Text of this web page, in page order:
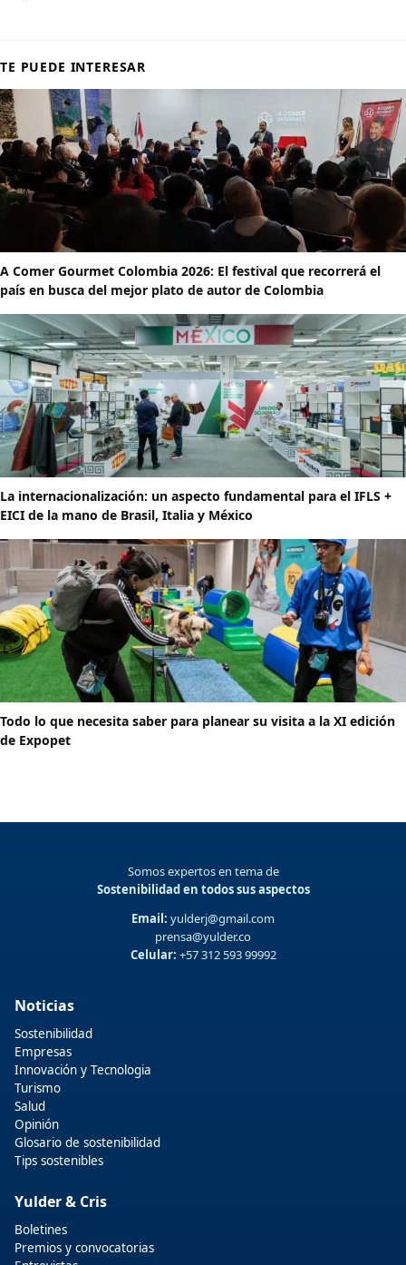
TE PUEDE INTERESAR
A Comer Gourmet Colombia 2026: El festival que recorrerá el
país en busca del mejor plato de autor de Colombia
La internacionalización: un aspecto fundamental para el IFLS +
EICI de la mano de Brasil, Italia y México
Todo lo que necesita saber para planear su visita a la XI edición
de Expopet
Somos expertos en tema de
Sostenibilidad en todos sus aspectos
Email: yulderj@gmail.com
prensa@yulder.co
Celular: +57 312 593 99992
Noticias
Sostenibilidad
Empresas
Innovación y Tecnologia
Turismo
Salud
Opinión
Glosario de sostenibilidad
Tips sostenibles
Yulder & Cris
Boletines
Premios y convocatorias